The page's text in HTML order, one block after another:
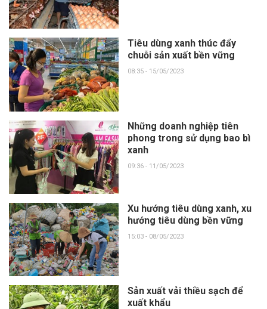
Tiêu dùng xanh thúc đẩy
chuỗi sản xuất bền vững
08:35 - 15/05/2023
Những doanh nghiệp tiên
phong trong sử dụng bao bì
xanh
09:36 - 11/05/2023
Xu hướng tiêu dùng xanh, xu
hướng tiêu dùng bền vững
15:03 - 08/05/2023
Sản xuất vải thiều sạch để
xuất khẩu